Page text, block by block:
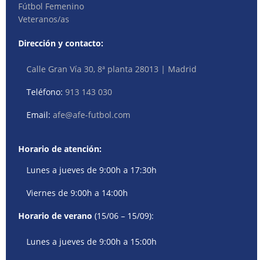
Fútbol Femenino
Veteranos/as
Dirección y contacto:
Calle Gran Vía 30, 8ª planta 28013 | Madrid
Teléfono:913 143 030
Email:afe@afe-futbol.com
Horario de atención:
Lunes a jueves de 9:00h a 17:30h
Viernes de 9:00h a 14:00h
Horario de verano (15/06 – 15/09):
Lunes a jueves de 9:00h a 15:00h